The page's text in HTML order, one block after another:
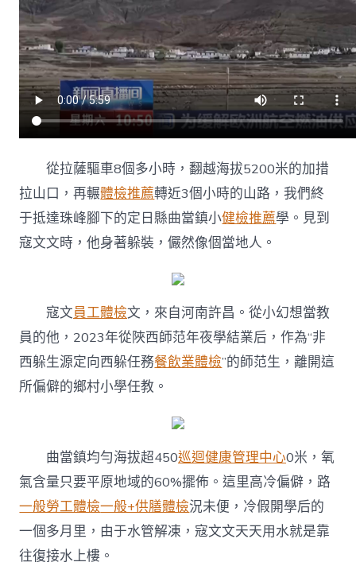
界
屋
脊
書
寫
教
導
報
答
卷〉
中
從拉薩驅車8個多小時，翻越海拔5200米的加措
拉山口，再輾體檢推薦轉近3個小時的山路，我們終
于抵達珠峰腳下的定日縣曲當鎮小健檢推薦學。見到
寇文文時，他身著躲裝，儼然像個當地人。
寇文員工體檢文，來自河南許昌。從小幻想當教
員的他，2023年從陜西師范年夜學結業后，作為“非
西躲生源定向西躲任務餐飲業體檢”的師范生，離開這
所偏僻的鄉村小學任教。
曲當鎮均勻海拔超450巡迴健康管理中心0米，氧
氣含量只要平原地域的60%擺佈。這里高冷偏僻，路
一般勞工體檢一般+供膳體檢況未便，冷假開學后的
一個多月里，由于水管解凍，寇文文天天用水就是靠
往復接水上樓。